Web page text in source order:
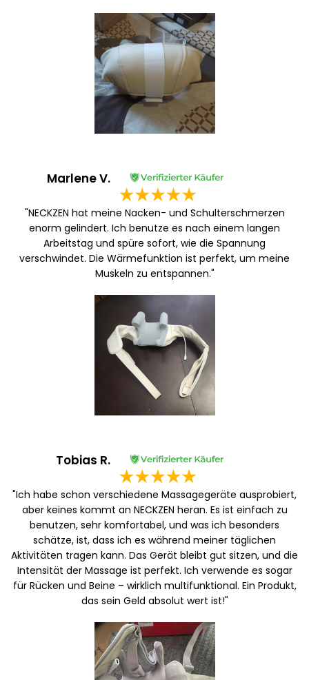
Marlene V.
"NECKZEN hat meine Nacken- und Schulterschmerzen
enorm gelindert. Ich benutze es nach einem langen
Arbeitstag und spüre sofort, wie die Spannung
verschwindet. Die Wärmefunktion ist perfekt, um meine
Muskeln zu entspannen."
Tobias R.
"Ich habe schon verschiedene Massagegeräte ausprobiert,
aber keines kommt an NECKZEN heran. Es ist einfach zu
benutzen, sehr komfortabel, und was ich besonders
schätze, ist, dass ich es während meiner täglichen
Aktivitäten tragen kann. Das Gerät bleibt gut sitzen, und die
Intensität der Massage ist perfekt. Ich verwende es sogar
für Rücken und Beine – wirklich multifunktional. Ein Produkt,
das sein Geld absolut wert ist!"